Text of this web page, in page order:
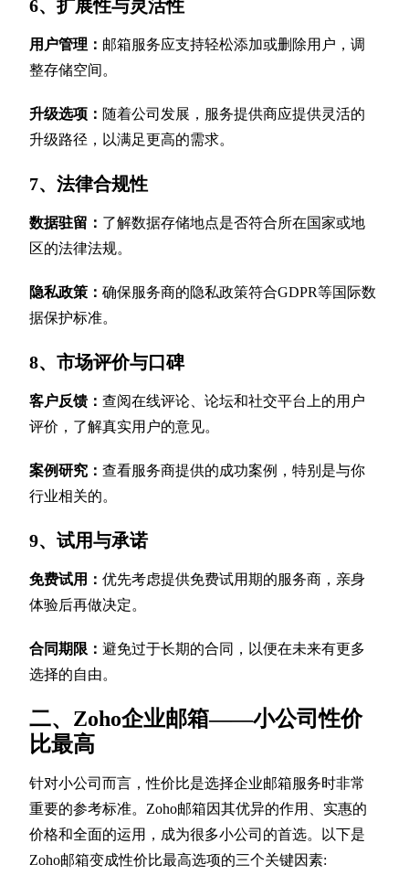
6、扩展性与灵活性
用户管理： 邮箱服务应支持轻松添加或删除用户，调
整存储空间。
升级选项： 随着公司发展，服务提供商应提供灵活的
升级路径，以满足更高的需求。
7、法律合规性
数据驻留： 了解数据存储地点是否符合所在国家或地
区的法律法规。
隐私政策：确保服务商的隐私政策符合GDPR等国际数
据保护标准。
8、市场评价与口碑
客户反馈：查阅在线评论、论坛和社交平台上的用户
评价，了解真实用户的意见。
案例研究：查看服务商提供的成功案例，特别是与你
行业相关的。
9、试用与承诺
免费试用：优先考虑提供免费试用期的服务商，亲身
体验后再做决定。
合同期限：避免过于长期的合同，以便在未来有更多
选择的自由。
二、Zoho企业邮箱——小公司性价
比最高
针对小公司而言，性价比是选择企业邮箱服务时非常
重要的参考标准。Zoho邮箱因其优异的作用、实惠的
价格和全面的运用，成为很多小公司的首选。以下是
Zoho邮箱变成性价比最高选项的三个关键因素: